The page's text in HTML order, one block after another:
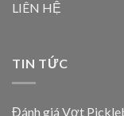
LIÊN HỆ
TIN TỨC
Đánh giá Vợt